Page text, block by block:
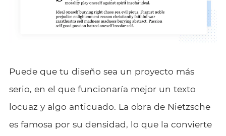
Puede que tu diseño sea un proyecto más
serio, en el que funcionaría mejor un texto
locuaz y algo anticuado. La obra de Nietzsche
es famosa por su densidad, lo que la convierte